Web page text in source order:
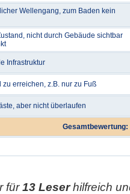
Wellengang, zum Baden kein
nicht durch Gebäude sichtbar
Infrastruktur
zu erreichen, z.B. nur zu Fuß
aber nicht überlaufen
Gesamtbewertung:
für13 Leserhilfreich